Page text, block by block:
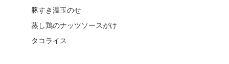
豚すき温玉のせ
蒸し鶏のナッツソースがけ
タコライス